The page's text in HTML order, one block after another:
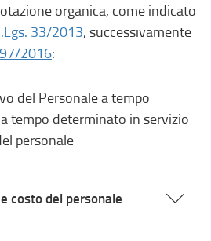
organica, come indicato
33/2013, successivamente
2016:
del Personale a tempo
tempo determinato in servizio
personale
costo del personale